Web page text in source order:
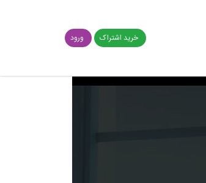
خرید اشتراک
ورود